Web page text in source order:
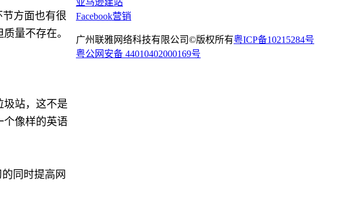
方面也有很
量不存在。
圾站，这不是
个像样的英语
同时提高网
Facebook营销
广州联雅网络科技有限公司©版权所有粤ICP备10215284号
粤公网安备 44010402000169号